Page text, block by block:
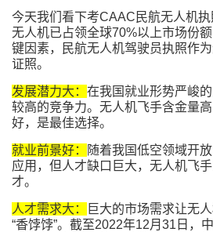
今天我们看下考CAAC民航无人机
无人机已占领全球70%以上市场份
键因素，民航无人机驾驶员执照作
证照。
发展潜力大： 在我国就业形势严峻
较高的竞争力。无人机飞手含金量
好，是最佳选择。
就业前景好：
随着我国低空领域开
应用，但人才缺口巨大，无人机飞
才。
人才需求大：
巨大的市场需求让无
“香饽饽”。截至2022年12月31日，